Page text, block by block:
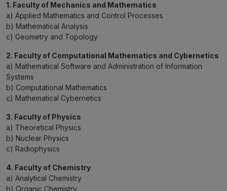
1. Faculty of Mechanics and Mathematics
a) Applied Mathematics and Control Processes
b) Mathematical Analysis
c) Geometry and Topology
2. Faculty of Computational Mathematics and Cybernetics
a) Mathematical Software and Administration of Information
Systems
b) Computational Mathematics
c) Mathematical Cybernetics
3. Faculty of Physics
a) Theoretical Physics
b) Nuclear Physics
c) Radiophysics
4. Faculty of Chemistry
a) Analytical Chemistry
b) Organic Chemistry